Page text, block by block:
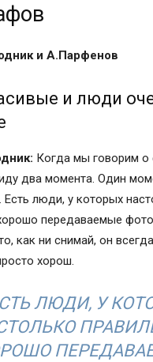
и А.Парфенов
и люди
Когда мы говорим о
два момента. Один
люди, у которых
передаваемые
как ни снимай, он
хорош.
ЛЮДИ, У